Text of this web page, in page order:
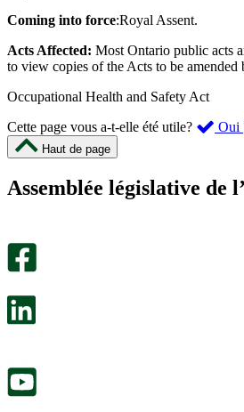
Coming into force:Royal Assent.
Acts Affected: Most Ontario public acts
to view copies of the Acts to be
Occupational Health and Safety Act
Cette page vous a-t-elle été utile?
Oui
Haut de page
Assemblée législative de